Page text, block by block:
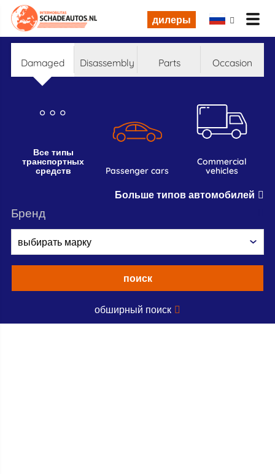
дилеры
damaged disassembly parts occasion
все типы
транспортных
средств
passenger cars
commercial
vehicles
Больше типов автомобилей
бренд
поиск
обширный поиск